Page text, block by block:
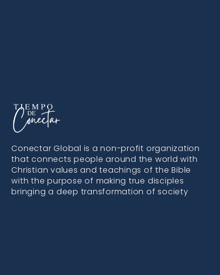
Conectar Global is a non-profit organization
that connects people around the world with
Christian values and teachings of the Bible
with the purpose of making true disciples
bringing a deep transformation of society